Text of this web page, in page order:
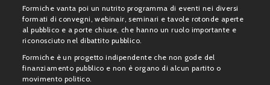
Formiche vanta poi un nutrito programma di eventi nei diversi
formati di convegni, webinair, seminari e tavole rotonde aperte
al pubblico e a porte chiuse, che hanno un ruolo importante e
riconosciuto nel dibattito pubblico.
Formiche è un progetto indipendente che non gode del
finanziamento pubblico e non è organo di alcun partito o
movimento politico.